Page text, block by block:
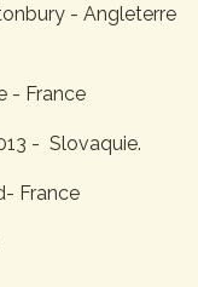
- Angleterre
- France
- Slovaquie.
France